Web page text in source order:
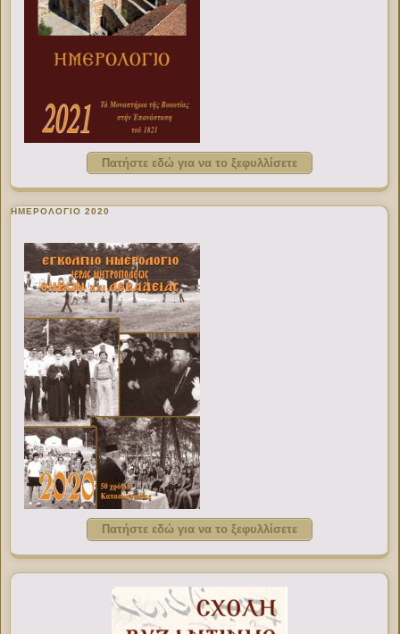
Πατήστε εδώ για να το ξεφυλλίσετε
ΗΜΕΡΟΛΟΓΙΟ 2020
Πατήστε εδώ για να το ξεφυλλίσετε